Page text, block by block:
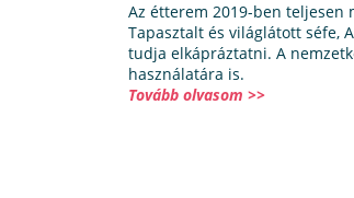
Az étterem 2019-ben
Tapasztalt és világlátott séfe,
tudja elkápráztatni. A
használatára is.
Tovább olvasom >>